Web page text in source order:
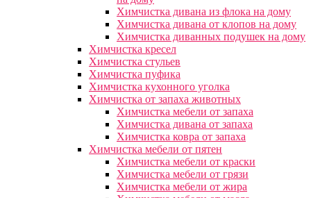
Химчистка дивана из флока на дому
Химчистка дивана от клопов на дому
Химчистка диванных подушек на дому
Химчистка кресел
Химчистка стульев
Химчистка пуфика
Химчистка кухонного уголка
Химчистка от запаха животных
Химчистка мебели от запаха
Химчистка дивана от запаха
Химчистка ковра от запаха
Химчистка мебели от пятен
Химчистка мебели от краски
Химчистка мебели от грязи
Химчистка мебели от жира